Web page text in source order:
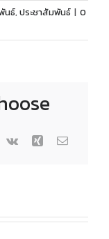
นธ์, ประชาสัมพันธ์ | 0
Vk Xing Email